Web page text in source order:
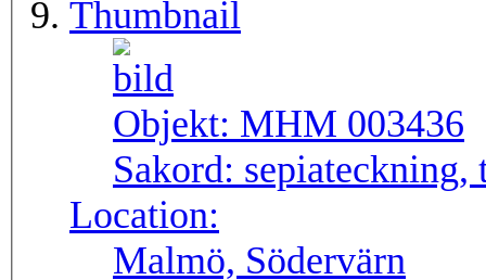
Thumbnail
Objekt: MHM 003436
Sakord: sepiateckning,
Location:
Malmö, Södervärn